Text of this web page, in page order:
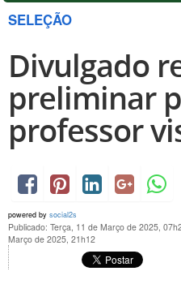
SELEÇÃO
Divulgado
preliminar
professor
powered by social2s
Publicado: Terça, 11 de Março de 2025,
Março de 2025, 21h12